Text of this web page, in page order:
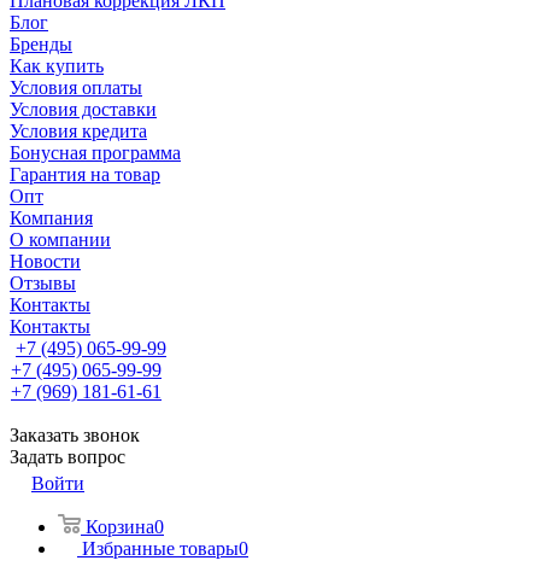
Блог
Бренды
Как купить
Условия оплаты
Условия доставки
Условия кредита
Бонусная программа
Гарантия на товар
Опт
Компания
О компании
Новости
Отзывы
Контакты
Контакты
+7 (495) 065-99-99
+7 (495) 065-99-99
+7 (969) 181-61-61
Заказать звонок
Задать вопрос
Войти
Корзина0
Избранные товары0